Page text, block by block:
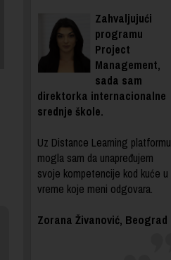
Zahvaljujući
programu
Project
Management,
sada sam
direktorka internacionalne
srednje škole.
Uz Distance Learning platformu
mogla sam da unapređujem
svoje kompetencije kod kuće u
vreme koje meni odgovara.
Zorana Živanović, Beograd